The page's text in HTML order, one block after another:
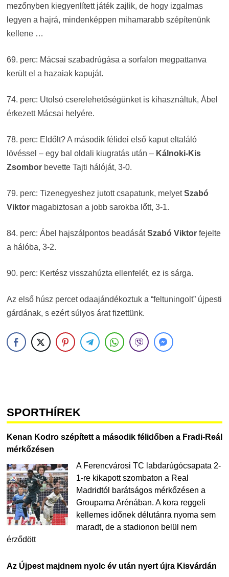
mezőnyben kiegyenlített játék zajlik, de hogy izgalmas
legyen a hajrá, mindenképpen mihamarabb szépítenünk
kellene …
69. perc: Mácsai szabadrúgása a sorfalon megpattanva
került el a hazaiak kapuját.
74. perc: Utolsó cserelehetőségünket is kihasználtuk, Ábel
érkezett Mácsai helyére.
78. perc: Eldőlt? A második félidei első kaput eltaláló
lövéssel – egy bal oldali kiugratás után – Kálnoki-Kis
Zsomborbevette Tajti hálóját, 3-0.
79. perc: Tizenegyeshez jutott csapatunk, melyetSzabó
Viktormagabiztosan a jobb sarokba lőtt, 3-1.
84. perc: Ábel hajszálpontos beadásátSzabó Viktor fejelte
a hálóba, 3-2.
90. perc: Kertész visszahúzta ellenfelét, ez is sárga.
Az első húsz percet odaajándékoztuk a “feltuningolt” újpesti
gárdának, s ezért súlyos árat fizettünk.
SPORTHÍREK
Kenan Kodro szépített a második félidőben a Fradi-Reál
mérkőzésen
A Ferencvárosi TC labdarúgócsapata 2-
1-re kikapott szombaton a Real
Madridtól barátságos mérkőzésen a
Groupama Arénában. A kora reggeli
kellemes időnek délutánra nyoma sem
maradt, de a stadionon belül nem
érződött
Az Újpest majdnem nyolc év után nyert újra Kisvárdán